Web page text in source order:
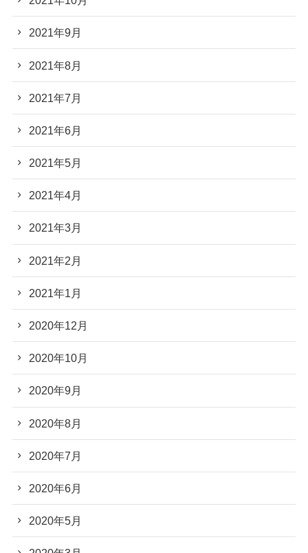
2021年9月
2021年8月
2021年7月
2021年6月
2021年5月
2021年4月
2021年3月
2021年2月
2021年1月
2020年12月
2020年10月
2020年9月
2020年8月
2020年7月
2020年6月
2020年5月